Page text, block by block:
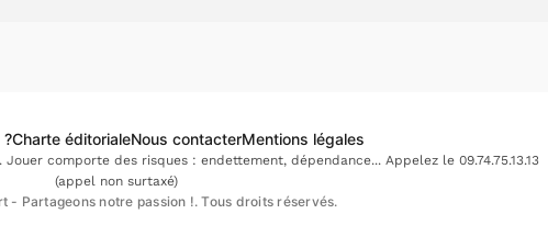
?Charte éditorialeNous contacterMentions légales
comporte des risques : endettement, dépendance... Appelez le 09.74.75.13.13
(appel non surtaxé)
- Partageons notre passion !. Tous droits réservés.